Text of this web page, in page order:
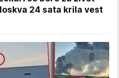
24 sata krila vest